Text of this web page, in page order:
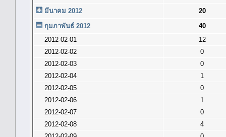
มีนาคม 2012
20
กุมภาพันธ์ 2012
40
2012-02-01
12
2012-02-02
0
2012-02-03
0
2012-02-04
1
2012-02-05
0
2012-02-06
1
2012-02-07
0
2012-02-08
4